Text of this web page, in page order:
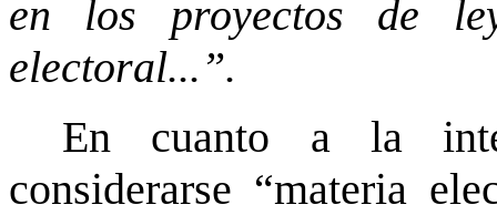
en los proyectos de
electoral...”.
En cuanto a la
considerarse “materia